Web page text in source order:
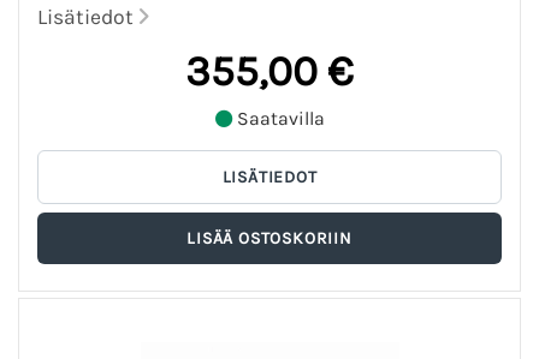
Lisätiedot
355,00 €
Saatavilla